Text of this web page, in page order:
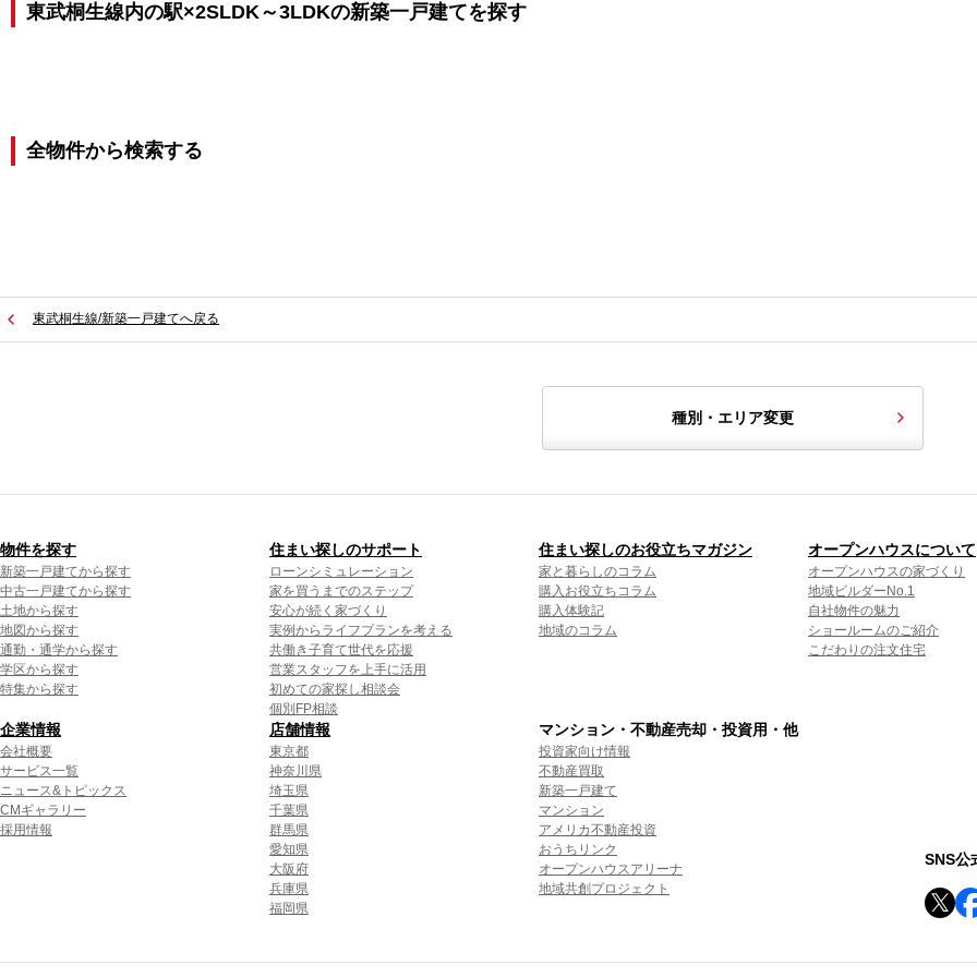
東武桐生線内の駅×2SLDK～3LDKの新築一戸建てを探す
全物件から検索する
東武桐生線/新築一戸建てへ戻る
種別・エリア変更
物件を探す
新築一戸建てから探す
中古一戸建てから探す
土地から探す
地図から探す
通勤・通学から探す
学区から探す
特集から探す
住まい探しのサポート
ローンシミュレーション
家を買うまでのステップ
安心が続く家づくり
実例からライフプランを考える
共働き子育て世代を応援
営業スタッフを上手に活用
初めての家探し相談会
個別FP相談
住まい探しのお役立ちマガジン
家と暮らしのコラム
購入お役立ちコラム
購入体験記
地域のコラム
オープンハウスについて
オープンハウスの家づくり
地域ビルダーNo.1
自社物件の魅力
ショールームのご紹介
こだわりの注文住宅
企業情報
会社概要
サービス一覧
ニュース&トピックス
CMギャラリー
採用情報
店舗情報
東京都
神奈川県
埼玉県
千葉県
群馬県
愛知県
大阪府
兵庫県
福岡県
マンション・不動産売却・投資用・他
投資家向け情報
不動産買取
新築一戸建て
マンション
アメリカ不動産投資
おうちリンク
オープンハウスアリーナ
地域共創プロジェクト
SNS公